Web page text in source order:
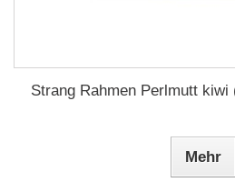
Strang Rahmen Perlmutt
Mehr